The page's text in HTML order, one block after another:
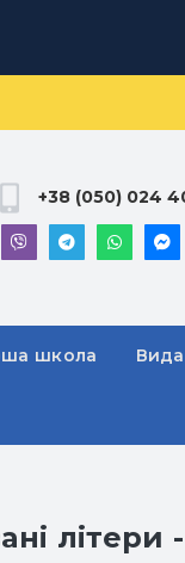
+38 (050) 024
школа
літери